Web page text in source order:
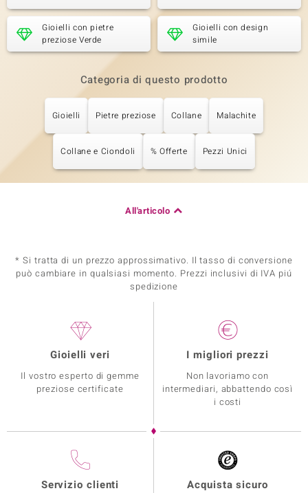
Gioielli con pietre
preziose Verde
Gioielli con design
simile
Categoria di questo prodotto
Gioielli Pietre preziose Collane Malachite
Collane e Ciondoli % Offerte Pezzi Unici
All'articolo
* Si tratta di un prezzo approssimativo. Il tasso di conversione
può cambiare in qualsiasi momento. Prezzi inclusivi di IVA piú
spedizione
Gioielli veri
Il vostro esperto di gemme
preziose certificate
I migliori prezzi
Non lavoriamo con
intermediari, abbattendo così
i costi
Servizio clienti Acquista sicuro